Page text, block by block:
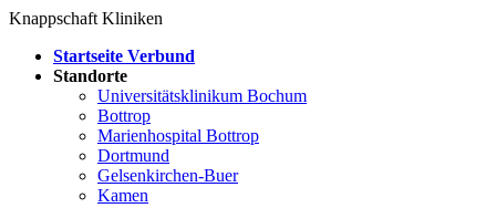
Knappschaft Kliniken
Startseite Verbund
Standorte
Universitätsklinikum Bochum
Bottrop
Marienhospital Bottrop
Dortmund
Gelsenkirchen-Buer
Kamen